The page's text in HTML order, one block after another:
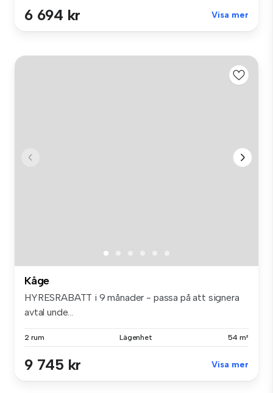
6 694 kr Visa mer
Kåge
HYRESRABATT i 9 månader - passa på att signera
avtal unde...
2 rum Lägenhet 54 m²
9 745 kr Visa mer